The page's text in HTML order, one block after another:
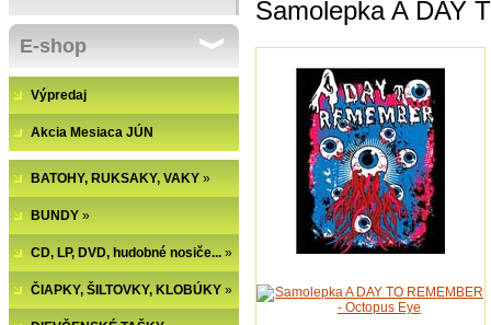
E-shop
Výpredaj
Akcia Mesiaca JÚN
BATOHY, RUKSAKY, VAKY »
BUNDY »
CD, LP, DVD, hudobné nosiče... »
ČIAPKY, ŠILTOVKY, KLOBÚKY »
Samolepka A DAY